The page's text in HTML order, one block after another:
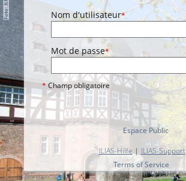
Nom d'utilisateur*
Mot de passe*
*Champ obligatoire
Espace Public
ILIAS-Hilfe | ILIAS-Support
Terms of Service